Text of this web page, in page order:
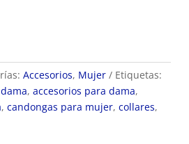
Accesorios, Mujer
Etiquetas:
, accesorios para dama,
, candongas para mujer, collares,